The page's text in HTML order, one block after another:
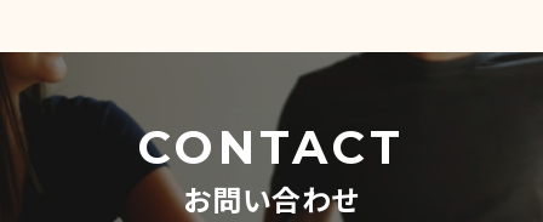
CONTACT
お問い合わせ